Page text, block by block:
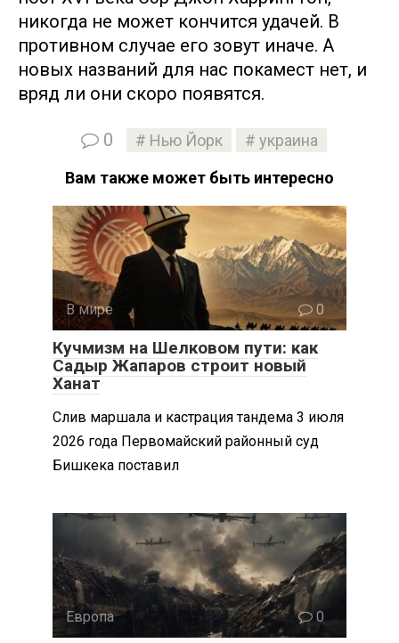
никогда не может кончится удачей. В
противном случае его зовут иначе. А
новых названий для нас покамест нет, и
вряд ли они скоро появятся.
0 Нью Йорк
украина
Вам также может быть интересно
В мире 0
Кучмизм на Шелковом пути: как
Садыр Жапаров строит новый
Ханат
Слив маршала и кастрация тандема 3 июля
2026 года Первомайский районный суд
Бишкека поставил
Европа 0